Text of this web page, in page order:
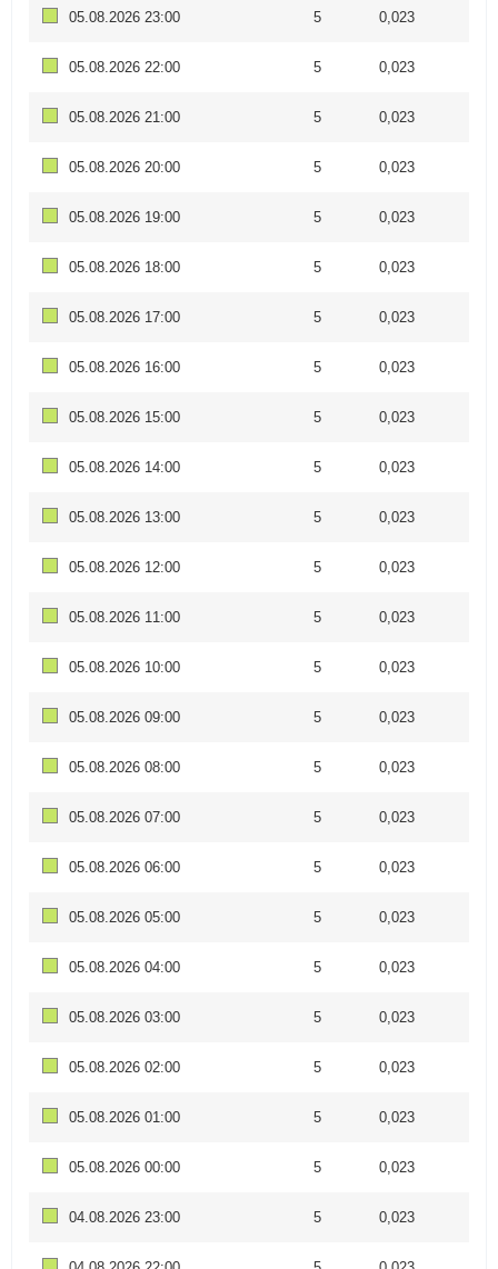
05.08.2026 23:00 5 0,023
05.08.2026 22:00 5 0,023
05.08.2026 21:00 5 0,023
05.08.2026 20:00 5 0,023
05.08.2026 19:00 5 0,023
05.08.2026 18:00 5 0,023
05.08.2026 17:00 5 0,023
05.08.2026 16:00 5 0,023
05.08.2026 15:00 5 0,023
05.08.2026 14:00 5 0,023
05.08.2026 13:00 5 0,023
05.08.2026 12:00 5 0,023
05.08.2026 11:00 5 0,023
05.08.2026 10:00 5 0,023
05.08.2026 09:00 5 0,023
05.08.2026 08:00 5 0,023
05.08.2026 07:00 5 0,023
05.08.2026 06:00 5 0,023
05.08.2026 05:00 5 0,023
05.08.2026 04:00 5 0,023
05.08.2026 03:00 5 0,023
05.08.2026 02:00 5 0,023
05.08.2026 01:00 5 0,023
05.08.2026 00:00 5 0,023
04.08.2026 23:00 5 0,023